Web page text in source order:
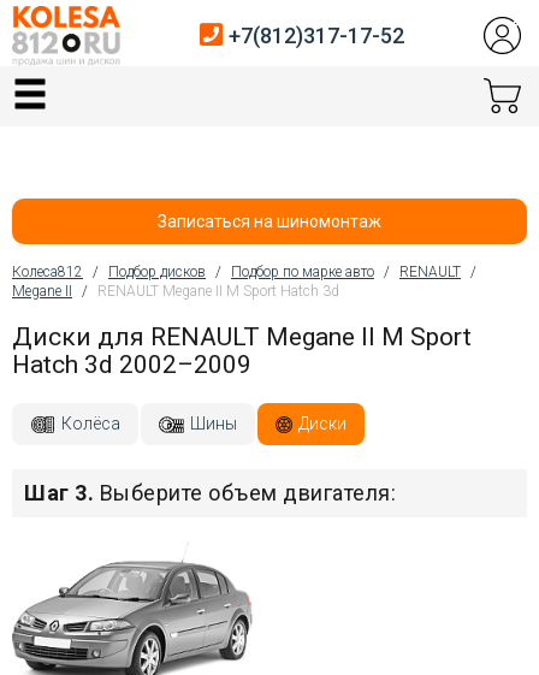
Главная
Автосервис
Услуги шиномонтажа
Хранение шин
Войти на сайт
+7(812)317-
+7(812)317-17-52
Записаться на шиномонтаж
Вы здесь
Колеса812 / Подбор дисков / Подбор по марке авто / RENAULT /
Megane II
/ RENAULT Megane II M Sport Hatch 3d
Диски для RENAULT Megane II M Sport
Hatch 3d 2002–2009
Колёса Шины Диски
Шаг 3. Выберите объем двигателя: